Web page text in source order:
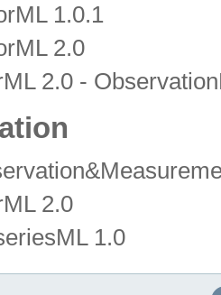
1.0.1
2.0
2.0 -
2.0
1.0